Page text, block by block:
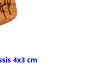
4x3 cm